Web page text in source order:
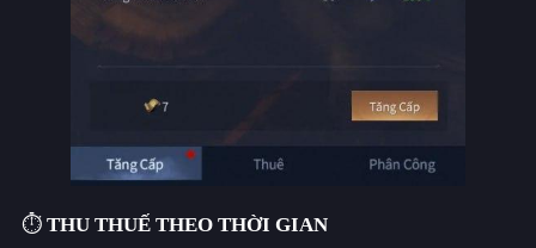
⏱️ THU THUẾ THEO THỜI GIAN